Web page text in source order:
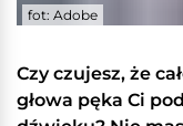
fot: Adobe
Czy czujesz, że
głowa pęka Ci